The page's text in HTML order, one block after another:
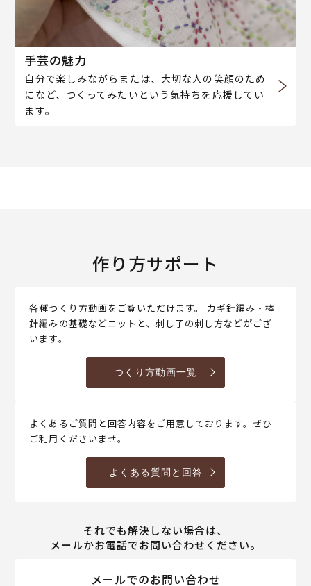
手芸の魅力
自分で楽しみながらまたは、大切な人の笑顔のため
になど、つくってみたいという気持ちを応援してい
ます。
作り方サポート
各種つくり方動画をご覧いただけます。 カギ針編み・棒
針編みの基礎などニットと、刺し子の刺し方などがござ
います。
つくり方動画一覧
よくあるご質問と回答内容をご用意しております。ぜひ
ご利用くださいませ。
よくある質問と回答
それでも解決しない場合は、
メールかお電話でお問い合わせください。
メールでのお問い合わせ